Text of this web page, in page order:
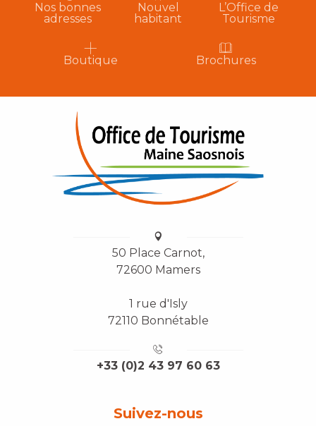
Nos bonnes
adresses
Nouvel
habitant
L’Office de
Tourisme
Boutique Brochures
50 Place Carnot,
72600 Mamers
1 rue d'Isly
72110 Bonnétable
+33 (0)2 43 97 60 63
Suivez-nous